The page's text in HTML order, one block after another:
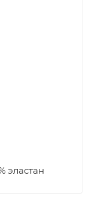
эластан